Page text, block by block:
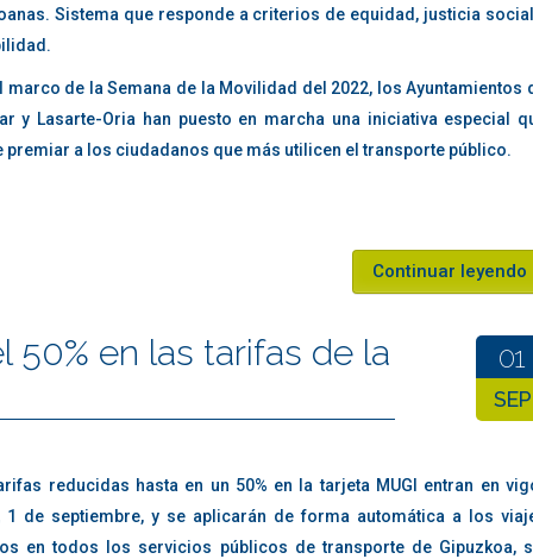
CoD League ever, back in 2015. Not only is it fun to watch some of
games become available on YouTube and Twitch, this
you to place your bets. The 2018 edition had five major events:
from January 23–29th. Eight teams competed for $700K total
April 20–22nd. Four teams competed for $500K total prize pool.
June 15–17th. Four teams competed for $500K total prize pool.
August 15–19th.$1M awarded across 16 teams competing
in general
Sistema que responde a criterios de equidad, justicia
marco de la Semana de la Movilidad del 2022, los Ayuntamientos
y Lasarte-Oria han puesto en marcha una iniciativa especial
premiar a los ciudadanos que más utilicen el transporte público.
Continuar leyendo
50% en las tarifas de la
01
SEP
CoD League ever, back in 2015. Not only is it fun to watch some of
games become available on YouTube and Twitch, this
reducidas hasta en un 50% en la tarjeta MUGI entran en
1 de septiembre, y se aplicarán de forma automática a los
en todos los servicios públicos de transporte de Gipuzkoa,